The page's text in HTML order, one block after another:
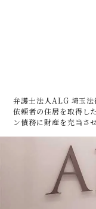
弁護士法人ALG 埼玉法
依頼者の住居を取得し
ン債務に財産を充当さ